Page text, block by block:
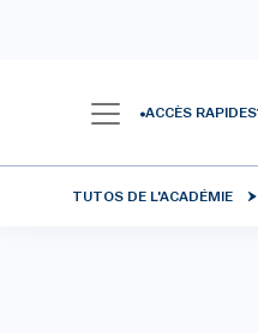
ACCÈS RAPIDES
TUTOS DE L'ACADÉMIE